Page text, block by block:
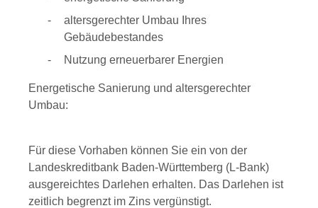
altersgerechter Umbau Ihres
Gebäudebestandes
Nutzung erneuerbarer Energien
Energetische Sanierung und altersgerechter
Umbau:
Für diese Vorhaben können Sie ein von der
Landeskreditbank Baden-Württemberg (L-Bank)
ausgereichtes Darlehen erhalten. Das Darlehen ist
zeitlich begrenzt im Zins vergünstigt.